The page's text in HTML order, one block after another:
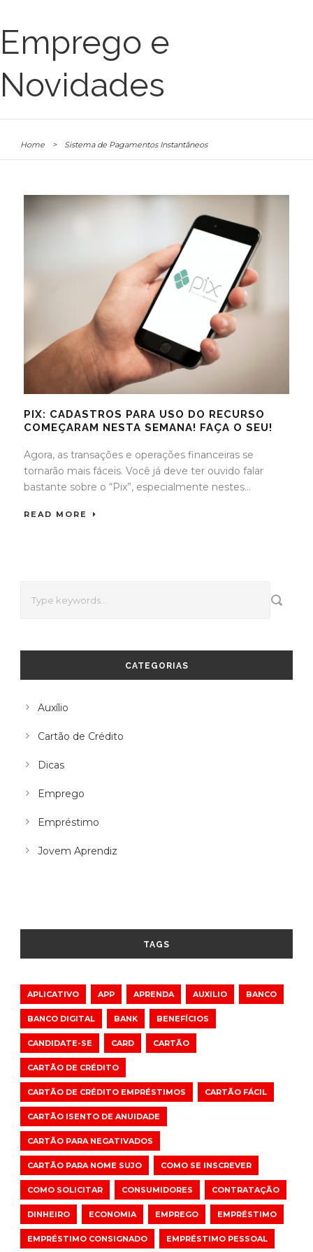
Emprego e
Novidades
Home > Sistema de Pagamentos Instantâneos
PIX: CADASTROS PARA USO DO RECURSO
COMEÇARAM NESTA SEMANA! FAÇA O SEU!
Agora, as transações e operações financeiras se
tornarão mais fáceis. Você já deve ter ouvido falar
bastante sobre o “Pix”, especialmente nestes...
READ MORE
CATEGORIAS
Auxílio
Cartão de Crédito
Dicas
Emprego
Empréstimo
Jovem Aprendiz
TAGS
APLICATIVO APP APRENDA AUXILIO BANCO
BANCO DIGITAL BANK BENEFÍCIOS
CANDIDATE-SE CARD CARTÃO
CARTÃO DE CRÉDITO
CARTÃO DE CRÉDITO EMPRÉSTIMOS CARTÃO FÁCIL
CARTÃO ISENTO DE ANUIDADE
CARTÃO PARA NEGATIVADOS
CARTÃO PARA NOME SUJO COMO SE INSCREVER
COMO SOLICITAR CONSUMIDORES CONTRATAÇÃO
DINHEIRO ECONOMIA EMPREGO EMPRÉSTIMO
EMPRÉSTIMO CONSIGNADO EMPRÉSTIMO PESSOAL